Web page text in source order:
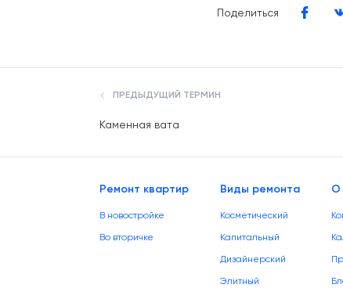
Поделиться
ПРЕДЫДУЩИЙ ТЕРМИН
Каменная вата
Ремонт квартир
В новостройке
Во вторичке
Виды ремонта
Косметический
Капитальный
Дизайнерский
Элитный
О